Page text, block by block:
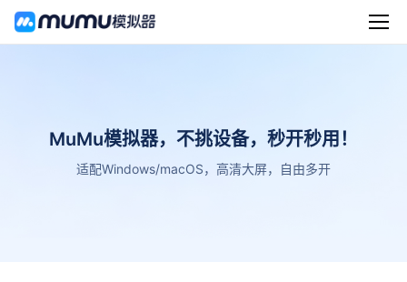
MuMu模拟器，不挑设备，秒开秒用！
适配Windows/macOS，高清大屏，自由多开